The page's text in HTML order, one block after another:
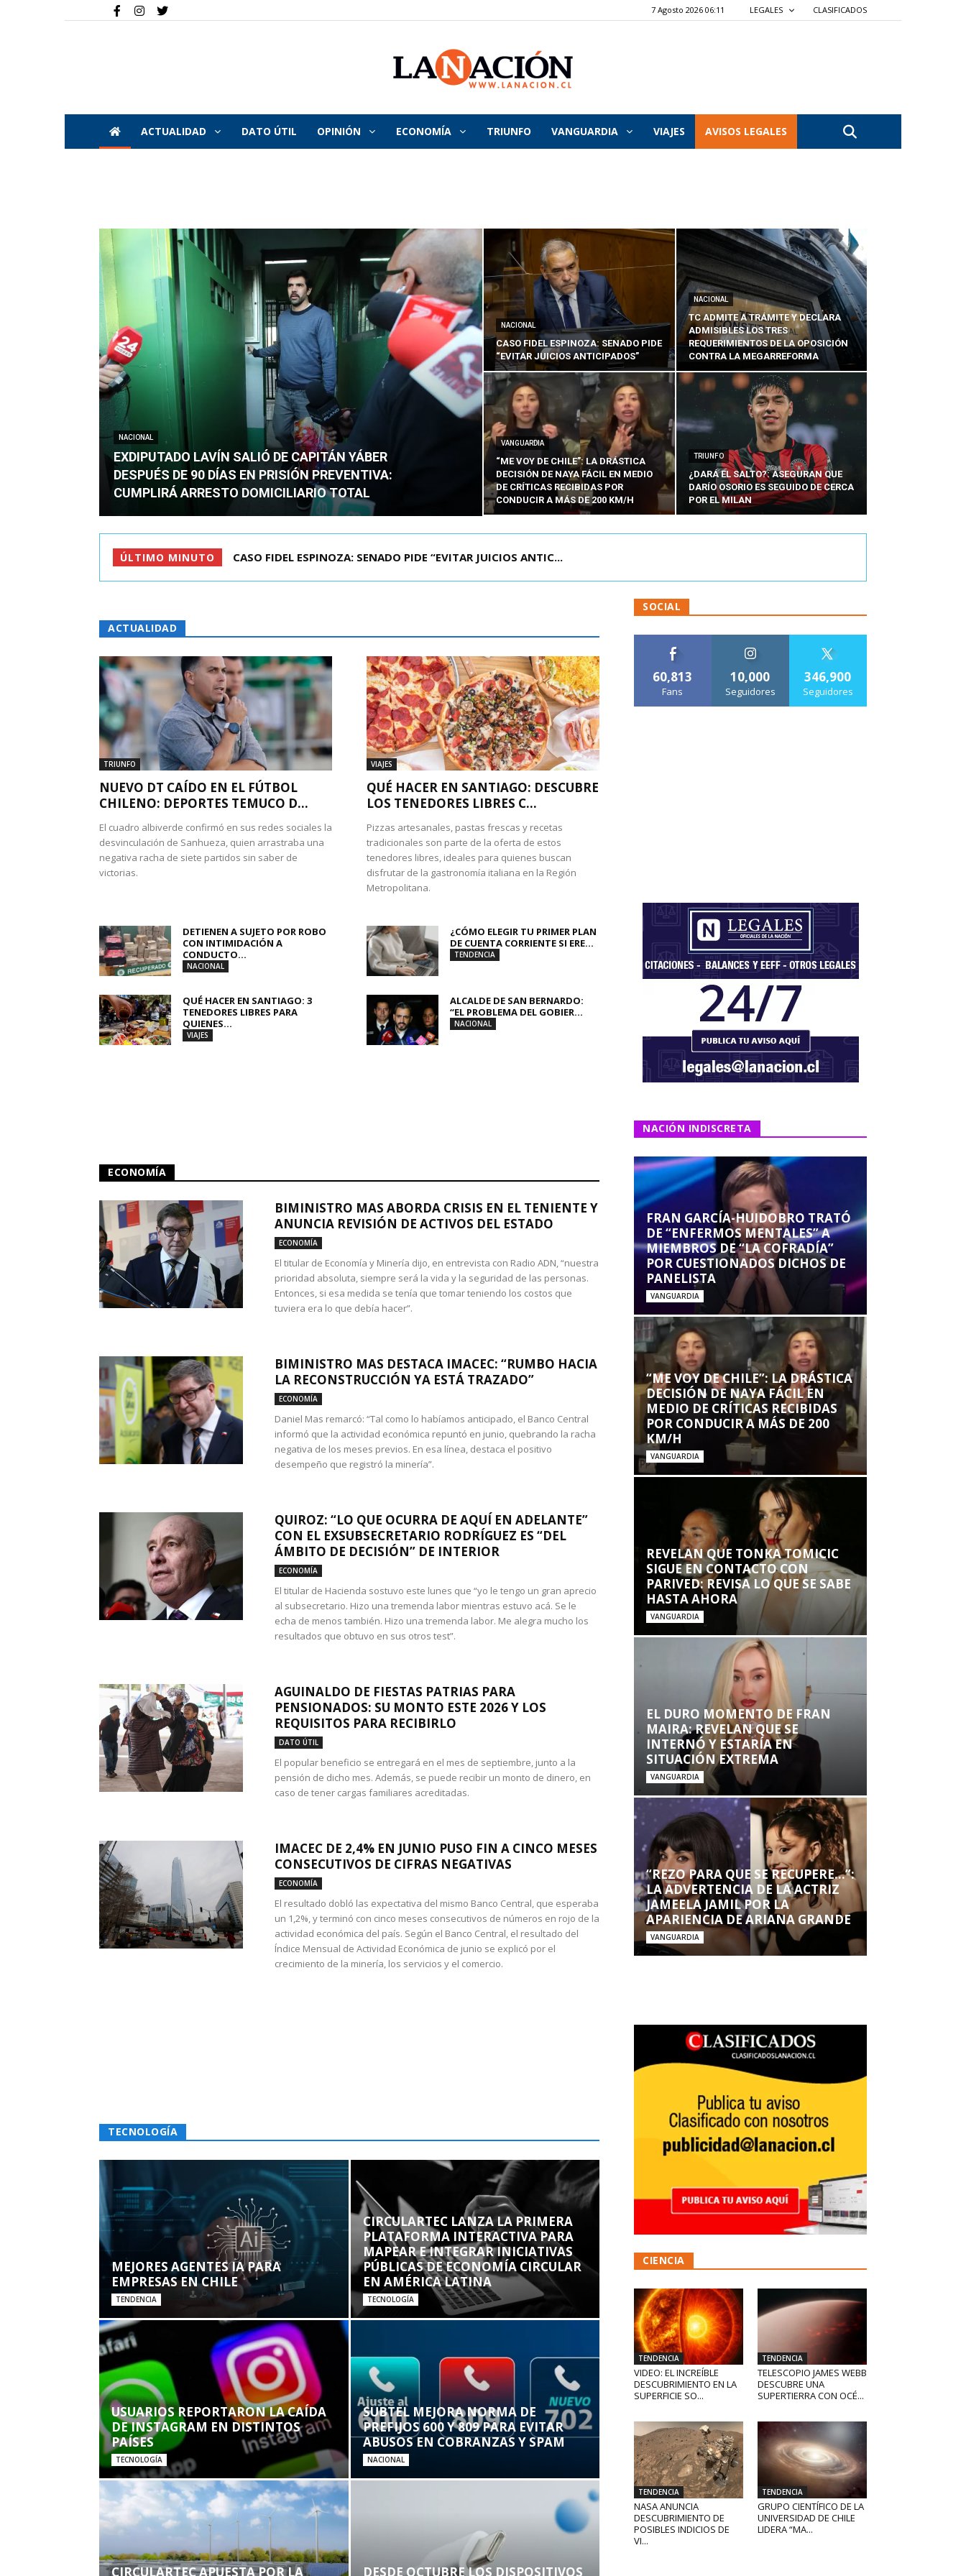
7 Agosto 2026 06:11 LEGALES CLASIFICADOS
La
Nación
ACTUALIDAD DATO ÚTIL OPINIÓN ECONOMÍA TRIUNFO VANGUARDIA VIAJES AVISOS LEGALES
NACIONAL
EXDIPUTADO LAVÍN SALIÓ DE CAPITÁN YÁBER
DESPUÉS DE 90 DÍAS EN PRISIÓN PREVENTIVA:
CUMPLIRÁ ARRESTO DOMICILIARIO TOTAL
NACIONAL
CASO FIDEL ESPINOZA: SENADO PIDE
“EVITAR JUICIOS ANTICIPADOS”
NACIONAL
TC ADMITE A TRÁMITE Y DECLARA
ADMISIBLES LOS TRES
REQUERIMIENTOS DE LA OPOSICIÓN
CONTRA LA MEGARREFORMA
VANGUARDIA
“ME VOY DE CHILE”: LA DRÁSTICA
DECISIÓN DE NAYA FÁCIL EN MEDIO
DE CRÍTICAS RECIBIDAS POR
CONDUCIR A MÁS DE 200 KM/H
TRIUNFO
¿DARÁ EL SALTO?: ASEGURAN QUE
DARÍO OSORIO ES SEGUIDO DE CERCA
POR EL MILAN
ÚLTIMO MINUTO TC ADMITE A TRÁMITE Y DECLARA ADMISIBLES LOS TRES REQU...
ACTUALIDAD
TRIUNFO
NUEVO DT CAÍDO EN EL FÚTBOL
CHILENO: DEPORTES TEMUCO D...
El cuadro albiverde confirmó en sus redes sociales la
desvinculación de Sanhueza, quien arrastraba una
negativa racha de siete partidos sin saber de
victorias.
VIAJES
QUÉ HACER EN SANTIAGO: DESCUBRE
LOS TENEDORES LIBRES C...
Pizzas artesanales, pastas frescas y recetas
tradicionales son parte de la oferta de estos
tenedores libres, ideales para quienes buscan
disfrutar de la gastronomía italiana en la Región
Metropolitana.
DETIENEN A SUJETO POR ROBO
CON INTIMIDACIÓN A
CONDUCTO...
NACIONAL
¿CÓMO ELEGIR TU PRIMER PLAN
DE CUENTA CORRIENTE SI ERE...
TENDENCIA
QUÉ HACER EN SANTIAGO: 3
TENEDORES LIBRES PARA
QUIENES...
VIAJES
ALCALDE DE SAN BERNARDO:
“EL PROBLEMA DEL GOBIER...
NACIONAL
ECONOMÍA
BIMINISTRO MAS ABORDA CRISIS EN EL TENIENTE Y
ANUNCIA REVISIÓN DE ACTIVOS DEL ESTADO
ECONOMÍA
El titular de Economía y Minería dijo, en entrevista con Radio ADN, “nuestra
prioridad absoluta, siempre será la vida y la seguridad de las personas.
Entonces, si esa medida se tenía que tomar teniendo los costos que
tuviera era lo que debía hacer”.
BIMINISTRO MAS DESTACA IMACEC: “RUMBO HACIA
LA RECONSTRUCCIÓN YA ESTÁ TRAZADO”
ECONOMÍA
Daniel Mas remarcó: “Tal como lo habíamos anticipado, el Banco Central
informó que la actividad económica repuntó en junio, quebrando la racha
negativa de los meses previos. En esa línea, destaca el positivo
desempeño que registró la minería”.
QUIROZ: “LO QUE OCURRA DE AQUÍ EN ADELANTE”
CON EL EXSUBSECRETARIO RODRÍGUEZ ES “DEL
ÁMBITO DE DECISIÓN” DE INTERIOR
ECONOMÍA
El titular de Hacienda sostuvo este lunes que “yo le tengo un gran aprecio
al subsecretario. Hizo una tremenda labor mientras estuvo acá. Se le
echa de menos también. Hizo una tremenda labor. Me alegra mucho los
resultados que obtuvo en sus otros test”.
AGUINALDO DE FIESTAS PATRIAS PARA
PENSIONADOS: SU MONTO ESTE 2026 Y LOS
REQUISITOS PARA RECIBIRLO
DATO ÚTIL
El popular beneficio se entregará en el mes de septiembre, junto a la
pensión de dicho mes. Además, se puede recibir un monto de dinero, en
caso de tener cargas familiares acreditadas.
IMACEC DE 2,4% EN JUNIO PUSO FIN A CINCO MESES
CONSECUTIVOS DE CIFRAS NEGATIVAS
ECONOMÍA
El resultado dobló las expectativa del mismo Banco Central, que esperaba
un 1,2%, y terminó con cinco meses consecutivos de números en rojo de la
actividad económica del país. Según el Banco Central, el resultado del
Índice Mensual de Actividad Económica de junio se explicó por el
crecimiento de la minería, los servicios y el comercio.
TECNOLOGÍA
MEJORES AGENTES IA PARA
EMPRESAS EN CHILE
TENDENCIA
CIRCULARTEC LANZA LA PRIMERA
PLATAFORMA INTERACTIVA PARA
MAPEAR E INTEGRAR INICIATIVAS
PÚBLICAS DE ECONOMÍA CIRCULAR
EN AMÉRICA LATINA
TECNOLOGÍA
USUARIOS REPORTARON LA CAÍDA
DE INSTAGRAM EN DISTINTOS
PAÍSES
TECNOLOGÍA
SUBTEL MEJORA NORMA DE
PREFIJOS 600 Y 809 PARA EVITAR
ABUSOS EN COBRANZAS Y SPAM
NACIONAL
CIRCULARTEC APUESTA POR LA DESDE OCTUBRE LOS DISPOSITIVOS
SOCIAL
60,813
Fans
10,000
Seguidores
346,900
Seguidores
NACIÓN INDISCRETA
FRAN GARCÍA-HUIDOBRO TRATÓ
DE “ENFERMOS MENTALES” A
MIEMBROS DE “LA COFRADÍA”
POR CUESTIONADOS DICHOS DE
PANELISTA
VANGUARDIA
“ME VOY DE CHILE”: LA DRÁSTICA
DECISIÓN DE NAYA FÁCIL EN
MEDIO DE CRÍTICAS RECIBIDAS
POR CONDUCIR A MÁS DE 200
KM/H
VANGUARDIA
REVELAN QUE TONKA TOMICIC
SIGUE EN CONTACTO CON
PARIVED: REVISA LO QUE SE SABE
HASTA AHORA
VANGUARDIA
EL DURO MOMENTO DE FRAN
MAIRA: REVELAN QUE SE
INTERNÓ Y ESTARÍA EN
SITUACIÓN EXTREMA
VANGUARDIA
“REZO PARA QUE SE RECUPERE…”:
LA ADVERTENCIA DE LA ACTRIZ
JAMEELA JAMIL POR LA
APARIENCIA DE ARIANA GRANDE
VANGUARDIA
CIENCIA
TENDENCIA
VIDEO: EL INCREÍBLE
DESCUBRIMIENTO EN LA
SUPERFICIE SO...
TENDENCIA
TELESCOPIO JAMES WEBB
DESCUBRE UNA
SUPERTIERRA CON OCÉ...
TENDENCIA
NASA ANUNCIA
DESCUBRIMIENTO DE
POSIBLES INDICIOS DE
VI...
TENDENCIA
GRUPO CIENTÍFICO DE LA
UNIVERSIDAD DE CHILE
LIDERA “MA...